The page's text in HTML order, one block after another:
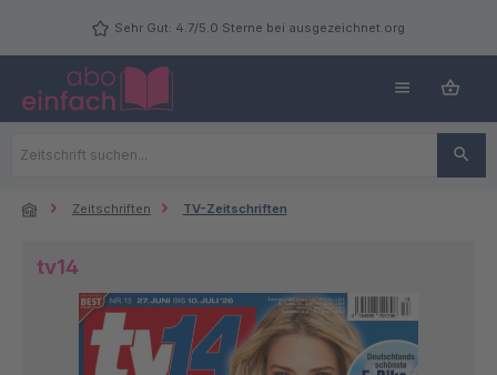
Zum Hauptinhalt springenSehr Gut: 4.7/5.0 Sterne bei ausgezeichnet.org
Zeitschriften TV-Zeitschriften
tv14